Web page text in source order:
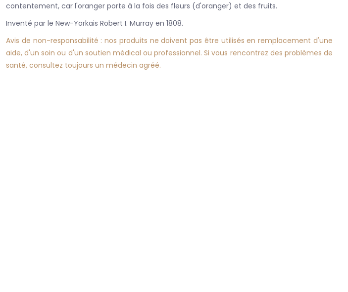
contentement, car l'oranger porte à la fois des fleurs (d'oranger) et des fruits.
Inventé par le New-Yorkais Robert I. Murray en 1808.
Avis de non-responsabilité : nos produits ne doivent pas être utilisés en remplacement d'une
aide, d'un soin ou d'un soutien médical ou professionnel. Si vous rencontrez des problèmes de
santé, consultez toujours un médecin agréé.